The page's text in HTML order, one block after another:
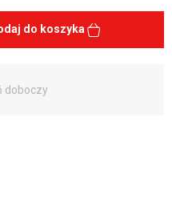
do koszyka
doboczy